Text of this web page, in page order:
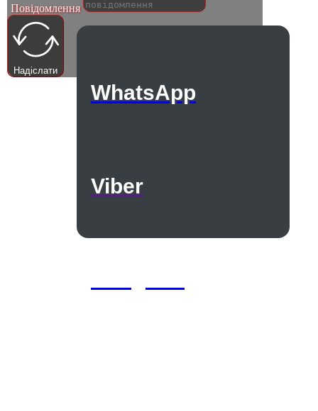
WhatsApp
Viber
Повідомлення
Надіслати